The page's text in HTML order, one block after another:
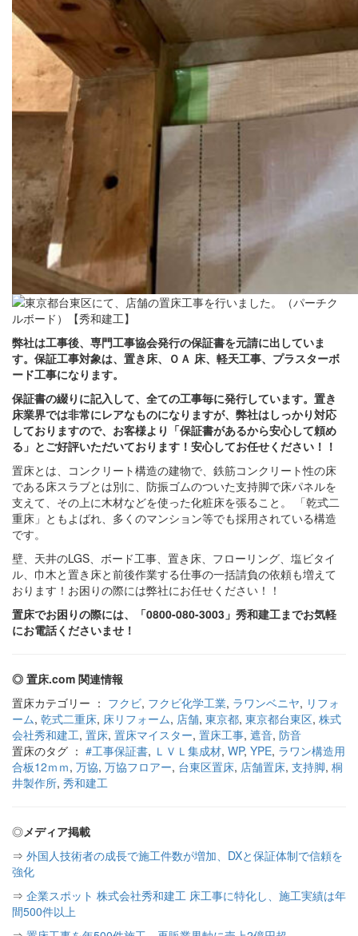
弊社は工事後、専門工事協会発行の保証書を元請に出していま
す。保証工事対象は、置き床、ＯＡ 床、軽天工事、プラスターボ
ード工事になります。
保証書の綴りに記入して、全ての工事毎に発行しています。置き
床業界では非常にレアなものになりますが、弊社はしっかり対応
しておりますので、お客様より「保証書があるから安心して頼め
る」とご好評いただいております！安心してお任せください！！
置床とは、コンクリート構造の建物で、鉄筋コンクリート性の床
である床スラブとは別に、防振ゴムのついた支持脚で床パネルを
支えて、その上に木材などを使った化粧床を張ること。 「乾式二
重床」ともよばれ、多くのマンション等でも採用されている構造
です。
壁、天井のLGS、ボード工事、置き床、フローリング、塩ビタイ
ル、巾木と置き床と前後作業する仕事の一括請負の依頼も増えて
おります！お困りの際には弊社にお任せください！！
置床でお困りの際には、「0800-080-3003」秀和建工までお気軽
にお電話くださいませ！
◎ 置床.com 関連情報
置床カテゴリー ： フクビ, フクビ化学工業, ラワンベニヤ, リフォ
ーム, 乾式二重床, 床リフォーム, 店舗, 東京都, 東京都台東区, 株式
会社秀和建工, 置床, 置床マイスター, 置床工事, 遮音, 防音
置床のタグ ： #工事保証書, ＬＶＬ集成材, WP, YPE, ラワン構造用
合板12ｍｍ, 万協, 万協フロアー, 台東区置床, 店舗置床, 支持脚, 桐
井製作所, 秀和建工
◎メディア掲載
⇒ 外国人技術者の成長で施工件数が増加、DXと保証体制で信頼を
強化
⇒ 企業スポット 株式会社秀和建工 床工事に特化し、施工実績は年
間500件以上